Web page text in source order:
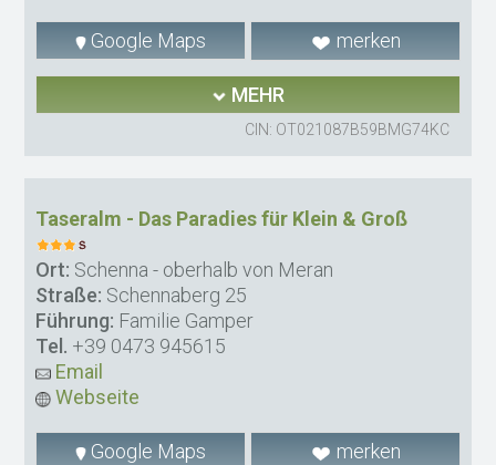
Google Maps merken
MEHR
CIN: OT021087B59BMG74KC
Taseralm - Das Paradies für Klein & Groß
Ort: Schenna - oberhalb von Meran
Straße: Schennaberg 25
Führung: Familie Gamper
Tel. +39 0473 945615
Email
Webseite
Google Maps merken